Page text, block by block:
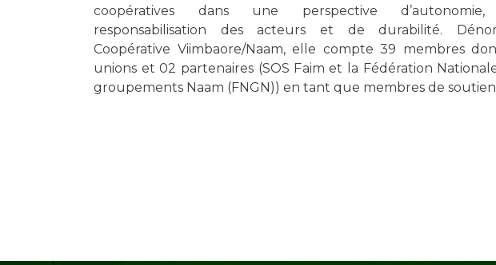
coopératives dans une perspective
responsabilisation des acteurs et de durabilité.
Coopérative Viimbaore/Naam, elle compte 39 membres
unions et 02 partenaires (SOS Faim et la Fédération
groupements Naam (FNGN)) en tant que membres de